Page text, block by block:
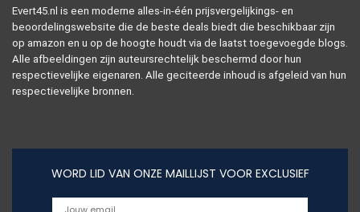
Evert45.nl is een moderne alles-in-één prijsvergelijkings- en
beoordelingswebsite die de beste deals biedt die beschikbaar zijn
op amazon en u op de hoogte houdt via de laatst toegevoegde blogs.
Alle afbeeldingen zijn auteursrechtelijk beschermd door hun
respectievelijke eigenaren. Alle geciteerde inhoud is afgeleid van hun
respectievelijke bronnen.
WORD LID VAN ONZE MAILLIJST VOOR EXCLUSIEF